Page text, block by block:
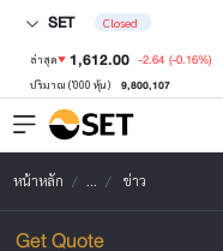
SET Closed
ล่าสุด 1,612.00 -2.64 (-0.16%)
ปริมาณ ('000 หุ้น) 9,800,107
หน้าหลัก ... ข่าว